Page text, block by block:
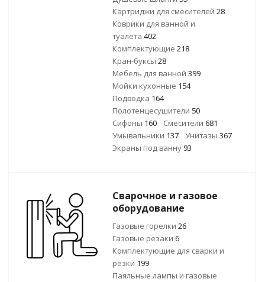
Картриджи для смесителей 28
Коврики для ванной и
туалета 402
Комплектующие 218
Кран-буксы 28
Мебель для ванной 399
Мойки кухонные 154
Подводка 164
Полотенцесушители 50
Сифоны 160 Смесители 681
Умывальники 137 Унитазы 367
Экраны под ванну 93
Сварочное и газовое
оборудование
Газовые горелки 26
Газовые резаки 6
Комплектующие для сварки и
резки 199
Паяльные лампы и газовые